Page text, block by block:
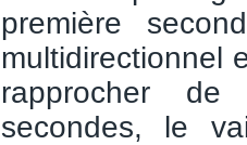
première
multidirectionnel
rapprocher
secondes, le